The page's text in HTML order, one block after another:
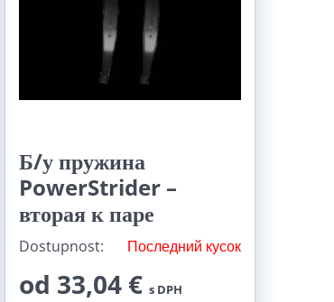
Б/у пружина
PowerStrider –
вторая к паре
Dostupnost: Последний кусок
od 33,04 € s DPH